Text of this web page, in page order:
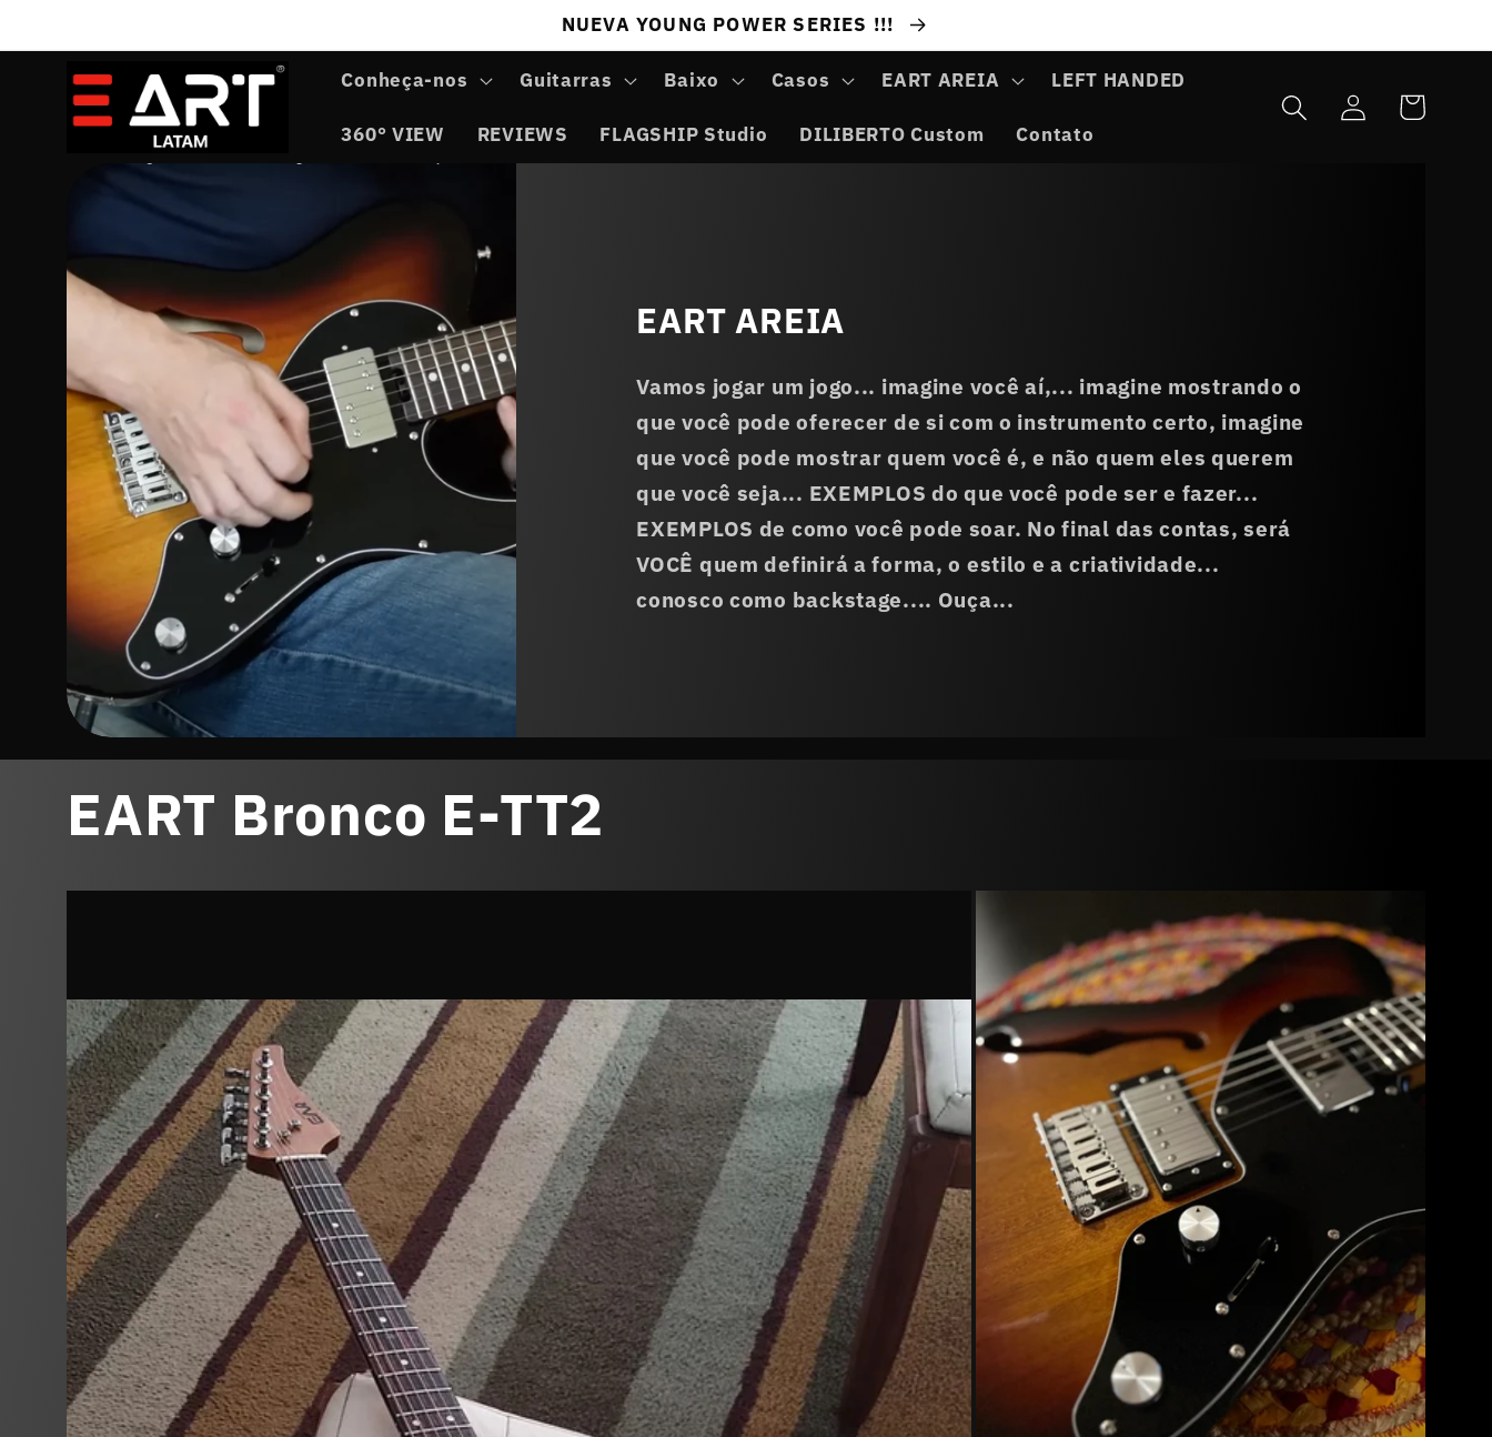
conteúdo
NUEVA YOUNG POWER SERIES !!!
Conheça-nos Guitarras Baixo Casos EART AREIA LEFT HANDED
360° VIEW REVIEWS FLAGSHIP Studio DILIBERTO Custom Contato
Fazer
login
Carrinho
EART AREIA
Vamos jogar um jogo... imagine você aí,... imagine mostrando o
que você pode oferecer de si com o instrumento certo, imagine
que você pode mostrar quem você é, e não quem eles querem
que você seja... EXEMPLOS do que você pode ser e fazer...
EXEMPLOS de como você pode soar. No final das contas, será
VOCÊ quem definirá a forma, o estilo e a criatividade...
conosco como backstage.... Ouça...
EART Bronco E-TT2